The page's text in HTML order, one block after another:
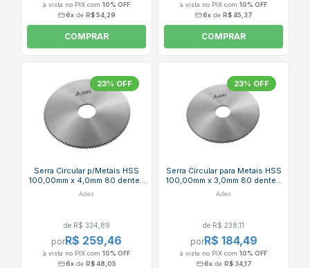
à vista no PIX com 10% OFF
6x de R$ 54,29
COMPRAR
à vista no PIX com 10% OFF
6x de R$ 45,37
COMPRAR
23% OFF
Serra Circular p/Metais HSS
100,00mm x 4,0mm 80 dentes
Din 1837 ADES
Ades
de R$ 334,89
porR$ 259,46
à vista no PIX com 10% OFF
6xde R$ 48,05
23% OFF
Serra Circular para Metais HSS
100,00mm x 3,0mm 80 dentes
Din 1837 ADES
Ades
de R$ 238,11
porR$ 184,49
à vista no PIX com 10% OFF
6xde R$ 34,17